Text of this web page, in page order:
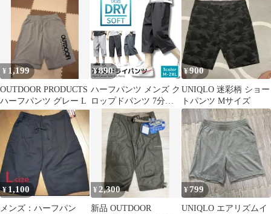
¥ 1,199
OUTDOOR PRODUCTS
ハーフパンツ グレー L
¥890
ハーフパンツ メンズ ク
ロップドパンツ 7分丈
パンツ 通気性 ドライパ
ンツ ひざ下 速乾 ドラ
イ ワークパンツ アウト
ドア 普段着 涼しい ブ
ラック
¥900
UNIQLO 迷彩柄 ショー
トパンツ Mサイズ
¥ 1,100
メンズ：ハーフパン
¥ 2,300
新品 OUTDOOR
¥799
UNIQLO エアリズムイ